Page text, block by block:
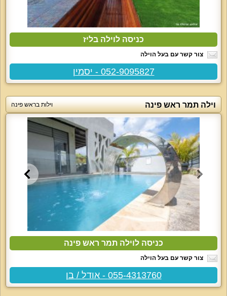
כניסה לוילה בליז
צור קשר עם בעל הוילה
052-9095827 - יסמין
וילה תמר ראש פינה וילות בראש פינה
כניסה לוילה תמר ראש פינה
צור קשר עם בעל הוילה
055-4313760 - אודל / בן